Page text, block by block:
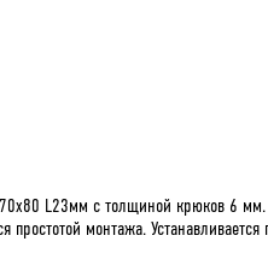
L23мм с толщиной крюков 6
простотой монтажа.